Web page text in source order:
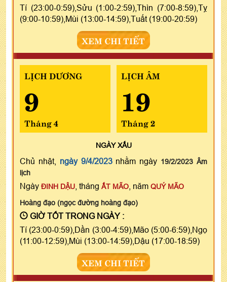
Tí (23:00-0:59),Sửu (1:00-2:59),Thìn (7:00-8:59),Tỵ
(9:00-10:59),Mùi (13:00-14:59),Tuất (19:00-20:59)
XEM CHI TIẾT
LỊCH DƯƠNG
9
Tháng 4
LỊCH ÂM
19
Tháng 2
NGÀYXẤU
Chủ nhật, ngày 9/4/2023nhằm ngày 19/2/2023 Âm
lịch
Ngày ĐINH DẬU , tháng ẤT MÃO , năm QUÝ MÃO
Hoàng đạo (ngọc đường hoàng đạo)
GIỜ TỐT TRONG NGÀY :
Tí (23:00-0:59),Dần (3:00-4:59),Mão (5:00-6:59),Ngọ
(11:00-12:59),Mùi (13:00-14:59),Dậu (17:00-18:59)
XEM CHI TIẾT